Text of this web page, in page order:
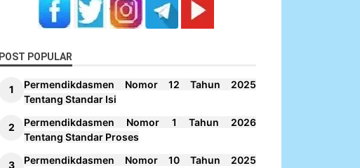
POST POPULAR
Permendikdasmen Nomor 12 Tahun 2025
Tentang Standar Isi
Permendikdasmen Nomor 1 Tahun 2026
Tentang Standar Proses
Permendikdasmen Nomor 10 Tahun 2025